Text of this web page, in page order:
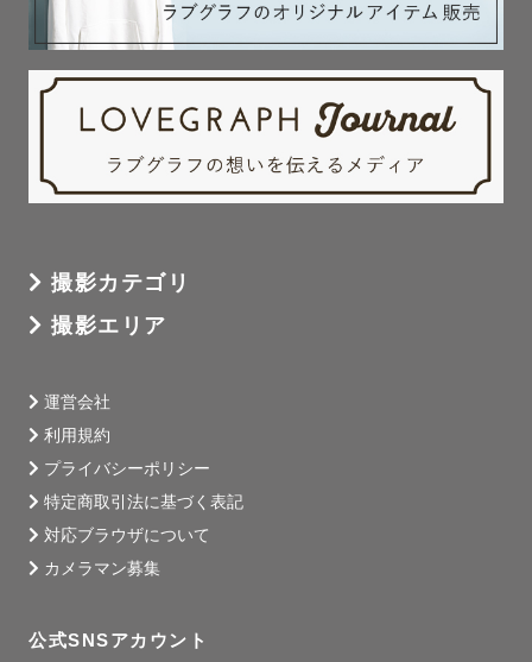
撮影カテゴリ
撮影エリア
運営会社
利用規約
プライバシーポリシー
特定商取引法に基づく表記
対応ブラウザについて
カメラマン募集
公式SNSアカウント